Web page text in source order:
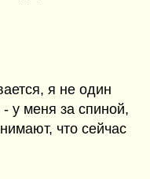
я не один
у меня за спиной,
что сейчас